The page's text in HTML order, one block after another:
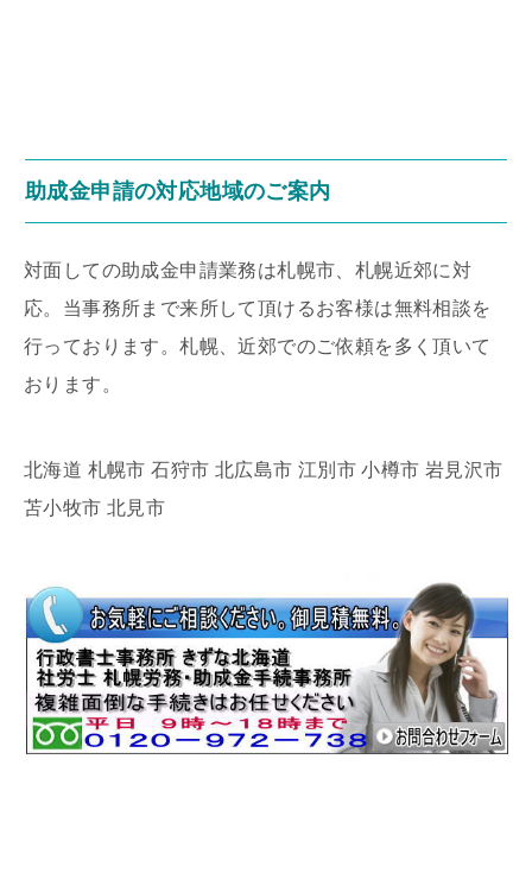
助成金申請の対応地域のご案内
対面しての助成金申請業務は札幌市、札幌近郊に対
応。当事務所まで来所して頂けるお客様は無料相談を
行っております。札幌、近郊でのご依頼を多く頂いて
おります。
北海道 札幌市 石狩市 北広島市 江別市 小樽市 岩見沢市
苫小牧市 北見市